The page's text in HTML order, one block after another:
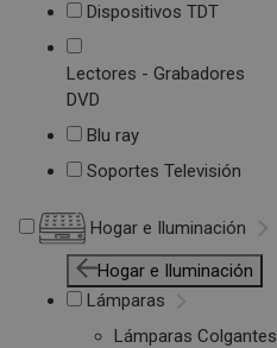
Dispositivos TDT
Lectores - Grabadores
DVD
Blu ray
Soportes Televisión
Hogar e Iluminación
Hogar e Iluminación
Lámparas
Lámparas Colgantes